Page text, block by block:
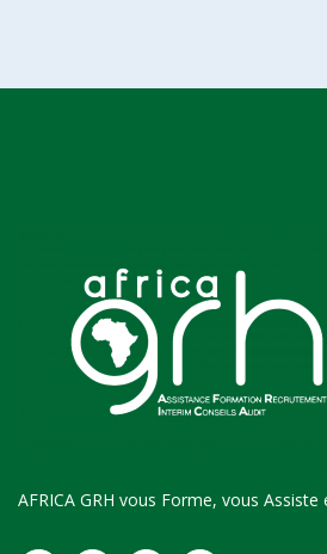
AFRICA GRH vous Forme, vous Assiste